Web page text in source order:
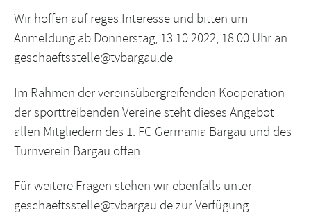
Wir hoffen auf reges Interesse und bitten um
Anmeldung ab Donnerstag, 13.10.2022, 18:00 Uhr an
geschaeftsstelle@tvbargau.de
Im Rahmen der vereinsübergreifenden Kooperation
der sporttreibenden Vereine steht dieses Angebot
allen Mitgliedern des 1. FC Germania Bargau und des
Turnverein Bargau offen.
Für weitere Fragen stehen wir ebenfalls unter
geschaeftsstelle@tvbargau.dezur Verfügung.